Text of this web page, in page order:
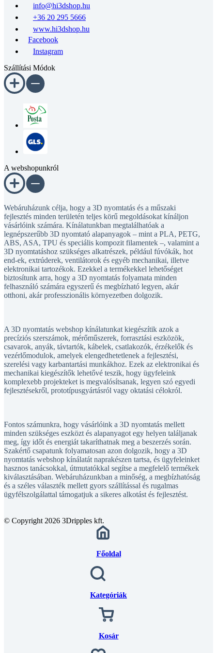
info@hi3dshop.hu
+36 20 295 5666
www.hi3dshop.hu
Facebook
Instagram
Szállítási Módok
A webshopunkról
Webáruházunk célja, hogy a 3D nyomtatás és a műszaki
fejlesztés minden területén teljes körű megoldásokat kínáljon
vásárlóink számára. Kínálatunkban megtalálhatóak a
legnépszerűbb 3D nyomtató alapanyagok – mint a PLA, PETG,
ABS, ASA, TPU és speciális kompozit filamentek –, valamint a
3D nyomtatáshoz szükséges alkatrészek, például fúvókák, hot
end-ek, extrúderek, ventilátorok és egyéb mechanikai, illetve
elektronikai tartozékok. Ezekkel a termékekkel lehetőséget
biztosítunk arra, hogy a 3D nyomtatás folyamata minden
felhasználó számára egyszerű és megbízható legyen, akár
otthoni, akár professzionális környezetben dolgozik.
A 3D nyomtatás webshop kínálatunkat kiegészítik azok a
precíziós szerszámok, mérőműszerek, forrasztási eszközök,
csavarok, anyák, távtartók, kábelek, csatlakozók, érzékelők és
vezérlőmodulok, amelyek elengedhetetlenek a fejlesztési,
szerelési vagy karbantartási munkákhoz. Ezek az elektronikai és
mechanikai kiegészítők lehetővé teszik, hogy ügyfeleink
komplexebb projekteket is megvalósítsanak, legyen szó egyedi
fejlesztésekről, prototípusgyártásról vagy oktatási célokról.
Fontos számunkra, hogy vásárlóink a 3D nyomtatás mellett
minden szükséges eszközt és alapanyagot egy helyen találjanak
meg, így időt és energiát takaríthatnak meg a beszerzés során.
Szakértő csapatunk folyamatosan azon dolgozik, hogy a 3D
nyomtatás webshop kínálatát naprakészen tartsa, és ügyfeleinket
hasznos tanácsokkal, útmutatókkal segítse a megfelelő termékek
kiválasztásában. Webáruházunkban a minőség, a megbízhatóság
és a széles választék mellett gyors szállítással és rugalmas
ügyfélszolgálattal támogatjuk a sikeres alkotást és fejlesztést.
© Copyright 2026 3Dripples kft.
Főoldal
Kategóriák
Kosár